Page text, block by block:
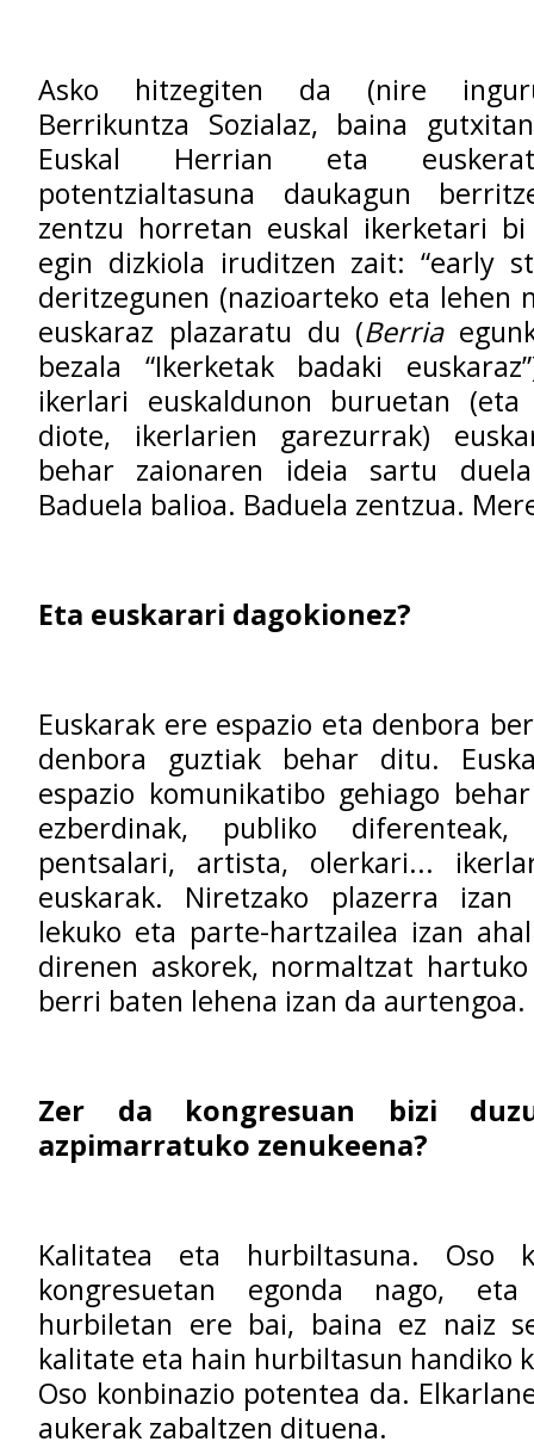
Asko hitzegiten da (nire
Berrikuntza Sozialaz, baina
Euskal Herrian eta
potentzialtasuna daukagun
zentzu horretan euskal ikerketari
egin dizkiola iruditzen zait: “early
deritzegunen (nazioarteko eta lehen
euskaraz plazaratu du (Berria
bezala “Ikerketak badaki
ikerlari euskaldunon buruetan
diote, ikerlarien garezurrak)
behar zaionaren ideia sartu
Baduela balioa. Baduela zentzua.
Eta euskarari dagokionez?
Euskarak ere espazio eta denbora
denbora guztiak behar ditu.
espazio komunikatibo gehiago
ezberdinak, publiko
pentsalari, artista, olerkari...
euskarak. Niretzako plazerra izan
lekuko eta parte-hartzailea izan
direnen askorek, normaltzat
berri baten lehena izan da aurtengoa.
Zer da kongresuan bizi
azpimarratuko zenukeena?
Kalitatea eta hurbiltasuna. Oso
kongresuetan egonda nago,
hurbiletan ere bai, baina ez naiz
kalitate eta hain hurbiltasun handiko
Oso konbinazio potentea da.
aukerak zabaltzen dituena.